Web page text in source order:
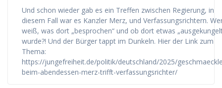
Und schon wieder gab es ein Treffen zwischen Regierung, in
diesem Fall war es Kanzler Merz, und Verfassungsrichtern.
weiß, was dort „besprochen“ und ob dort etwas
wurde?! Und der Bürger tappt im Dunkeln. Hier der Link zum
Thema:
https://jungefreiheit.de/politik/deutschland/2025/
beim-abendessen-merz-trifft-verfassungsrichter/